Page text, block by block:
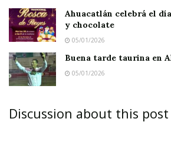
Ahuacatlán celebrá el
y chocolate
05/01/2026
Buena tarde taurina en
05/01/2026
Discussion about this post